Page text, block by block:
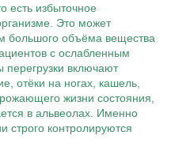
есть избыточное
Это может
большого объёма вещества
с ослабленным
включают
отёки на ногах, кашель,
жизни состояния,
в альвеолах. Именно
строго контролируются